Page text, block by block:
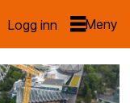
Logg inn